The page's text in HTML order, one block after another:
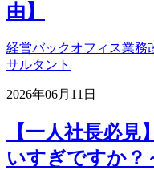
由】
経営バックオフィス業務
サルタント
2026年06月11日
【一人社長必
いすぎですか？